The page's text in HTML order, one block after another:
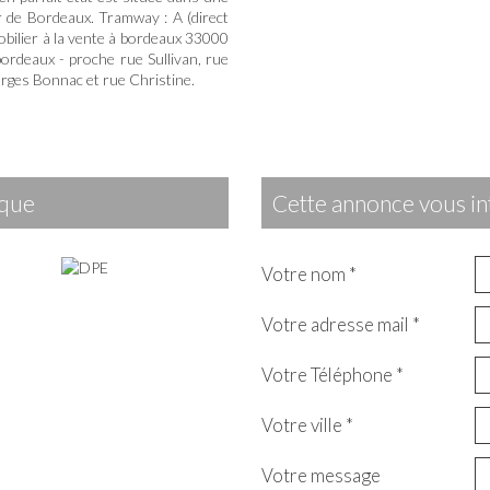
Bordeaux. Tramway : A (direct
à la vente à bordeaux 33000
- proche rue Sullivan, rue
Bonnac et rue Christine.
cette annonce vous
Votre nom *
Votre adresse mail *
Votre Téléphone *
Votre ville *
Votre message